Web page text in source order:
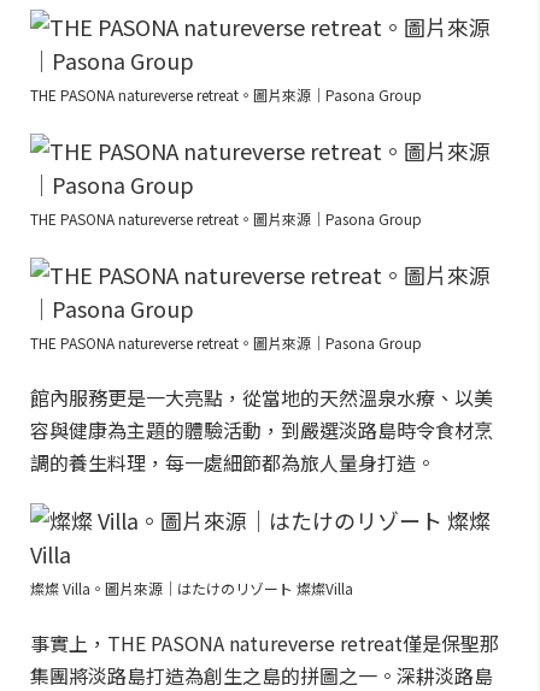
THE PASONA natureverse retreat。圖片來源｜Pasona Group
THE PASONA natureverse retreat。圖片來源｜Pasona Group
THE PASONA natureverse retreat。圖片來源｜Pasona Group
館內服務更是一大亮點，從當地的天然溫泉水療、以美
容與健康為主題的體驗活動，到嚴選淡路島時令食材烹
調的養生料理，每一處細節都為旅人量身打造。
燦燦 Villa。圖片來源｜はたけのリゾート 燦燦Villa
事實上，THE PASONA natureverse retreat僅是保聖那
集團將淡路島打造為創生之島的拼圖之一。深耕淡路島